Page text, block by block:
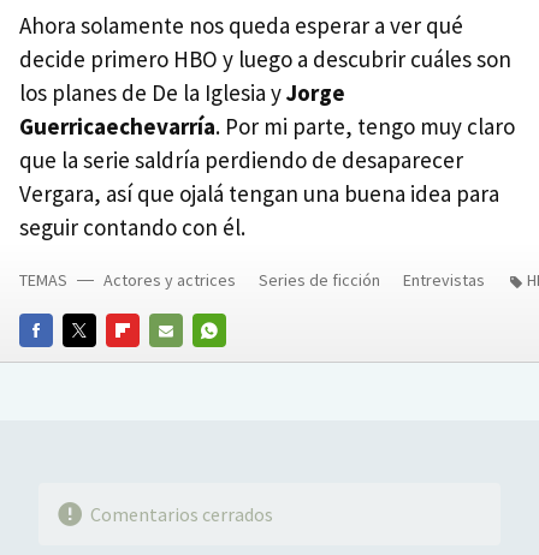
Ahora solamente nos queda esperar a ver qué
decide primero HBO y luego a descubrir cuáles son
los planes de De la Iglesia yJorge
Guerricaechevarría. Por mi parte, tengo muy claro
que la serie saldría perdiendo de desaparecer
Vergara, así que ojalá tengan una buena idea para
seguir contando con él.
FACEBOOKTWITTERFLIPBOARD
E-
WHATSAPP
TEMAS Actores y actrices Series de ficción Entrevistas
Comentarios cerrados